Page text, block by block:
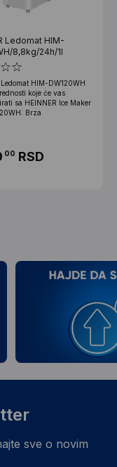
Ledomat HIM-
8,8kg/24h/1l
Ledomat HIM-DW120WH
koje će vas
sa HEINNER Ice Maker
Brza
00 RSD
sve o novim